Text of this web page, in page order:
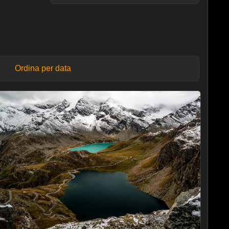
Ordina per data